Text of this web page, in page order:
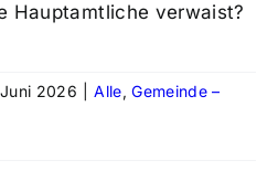
Hauptamtliche verwaist?
2026 Alle,Gemeinde –